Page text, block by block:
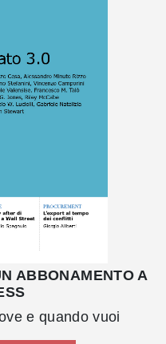
ABBONAMENTO A
e quando vuoi